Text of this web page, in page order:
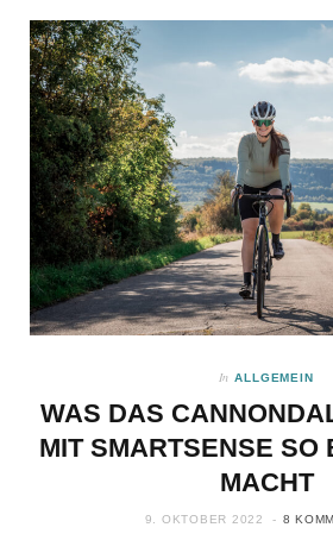
In ALLGEMEIN
WAS DAS
MIT SMARTSENSE SO
MACHT
9. OKTOBER 2022 8